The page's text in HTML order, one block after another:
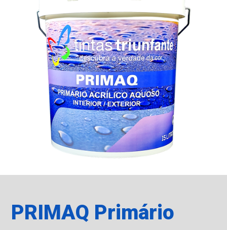
PRIMAQ Primário